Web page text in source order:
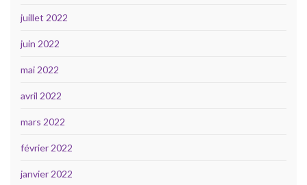
juillet 2022
juin 2022
mai 2022
avril 2022
mars 2022
février 2022
janvier 2022